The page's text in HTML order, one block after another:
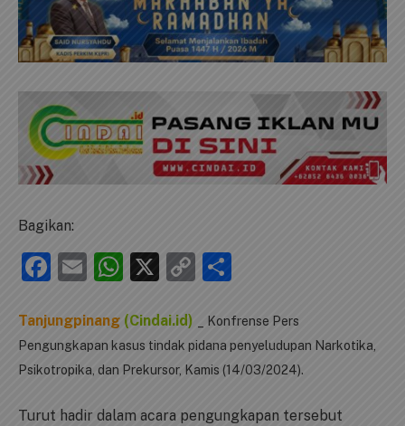
Bagikan:
Facebook
EmailWhatsApp
X
Copy
Tanjungpinang (Cindai.id)
_ Konfrense Pers
Pengungkapan kasus tindak pidana penyeludupan Narkotika,
Psikotropika, dan Prekursor, Kamis (14/03/2024).
Turut hadir dalam acara pengungkapan tersebut